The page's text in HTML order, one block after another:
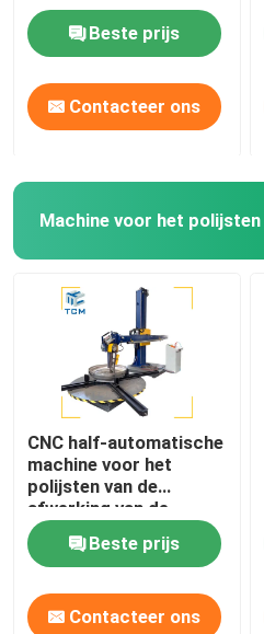
koppoetser tank
schelppoetser
Beste prijs
Contacteer ons
CNC half-automatische
machine voor het
polijsten van de
afwerking van de
afwerking van de
afwerkingBeste prijs
Contacteer ons